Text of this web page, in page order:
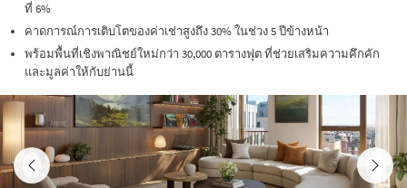
ที่ 6%
คาดการณ์การเติบโตของค่าเช่าสูงถึง 30% ในช่วง 5 ปีข้างหน้า
พร้อมพื้นที่เชิงพาณิชย์ใหม่กว่า 30,000 ตารางฟุต ที่ช่วยเสริมความคึกคัก
และมูลค่าให้กับย่านนี้
Previous Next